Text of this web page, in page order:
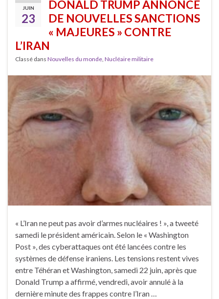
JUIN
23
DONALD TRUMP ANNONCE
DE NOUVELLES SANCTIONS
« MAJEURES » CONTRE
L’IRAN
Classé dans Nouvelles du monde Nucléaire militaire
« L’Iran ne peut pas avoir d’armes nucléaires ! », a tweeté
samedi le président américain. Selon le « Washington
Post », des cyberattaques ont été lancées contre les
systèmes de défense iraniens. Les tensions restent vives
entre Téhéran et Washington, samedi 22 juin, après que
Donald Trump a affirmé, vendredi, avoir annulé à la
dernière minute des frappes contre l’Iran …